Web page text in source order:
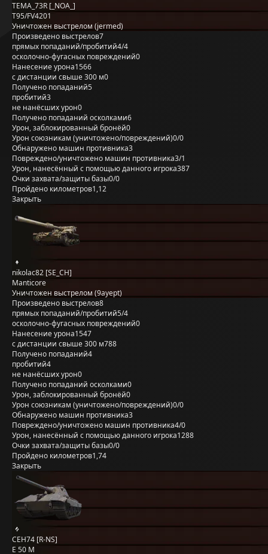
TEMA_73R [_NOA_]
T95/FV4201
Уничтожен выстрелом (jermed)
Произведено выстрелов7
прямых попаданий/пробитий4/4
осколочно-фугасных повреждений0
Нанесение урона1566
с дистанции свыше 300 м0
Получено попаданий5
пробитий3
не нанёсших урон0
Получено попаданий осколками6
Урон, заблокированный бронёй0
Урон союзникам (уничтожено/повреждений)0/0
Обнаружено машин противника3
Повреждено/уничтожено машин противника3/1
Урон, нанесённый с помощью данного игрока387
Очки захвата/защиты базы0/0
Пройдено километров1,12
Закрыть
nikolac82 [SE_CH]
Manticore
Уничтожен выстрелом (9ayept)
Произведено выстрелов8
прямых попаданий/пробитий5/4
осколочно-фугасных повреждений0
Нанесение урона1547
с дистанции свыше 300 м788
Получено попаданий4
пробитий4
не нанёсших урон0
Получено попаданий осколками0
Урон, заблокированный бронёй0
Урон союзникам (уничтожено/повреждений)0/0
Обнаружено машин противника3
Повреждено/уничтожено машин противника4/0
Урон, нанесённый с помощью данного игрока1288
Очки захвата/защиты базы0/0
Пройдено километров1,74
Закрыть
CEH74 [R-NS]
E 50 M